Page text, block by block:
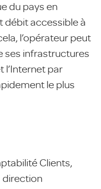
du pays en
débit accessible à
l’opérateur peut
ses infrastructures
l’Internet par
le plus
Clients,
direction